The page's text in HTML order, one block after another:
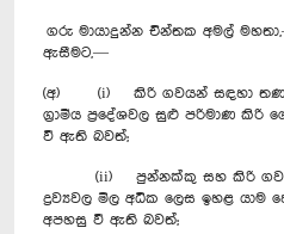
ගරු මායාදුන්න චින්තක අමල්
ඇසීමට,—
(අ) (i) කිරි ගවයන් සඳහා
ග්‍රාමීය ප්‍රදේශවල සුළු පරිමාණ
වී ඇති බවත්;
(ii) පුන්නක්කු සහ කිරි ගව
ද්‍රව්‍යවල මිල අධික ලෙස ඉහළ යාම
අපහසු වී ඇති බවත්;